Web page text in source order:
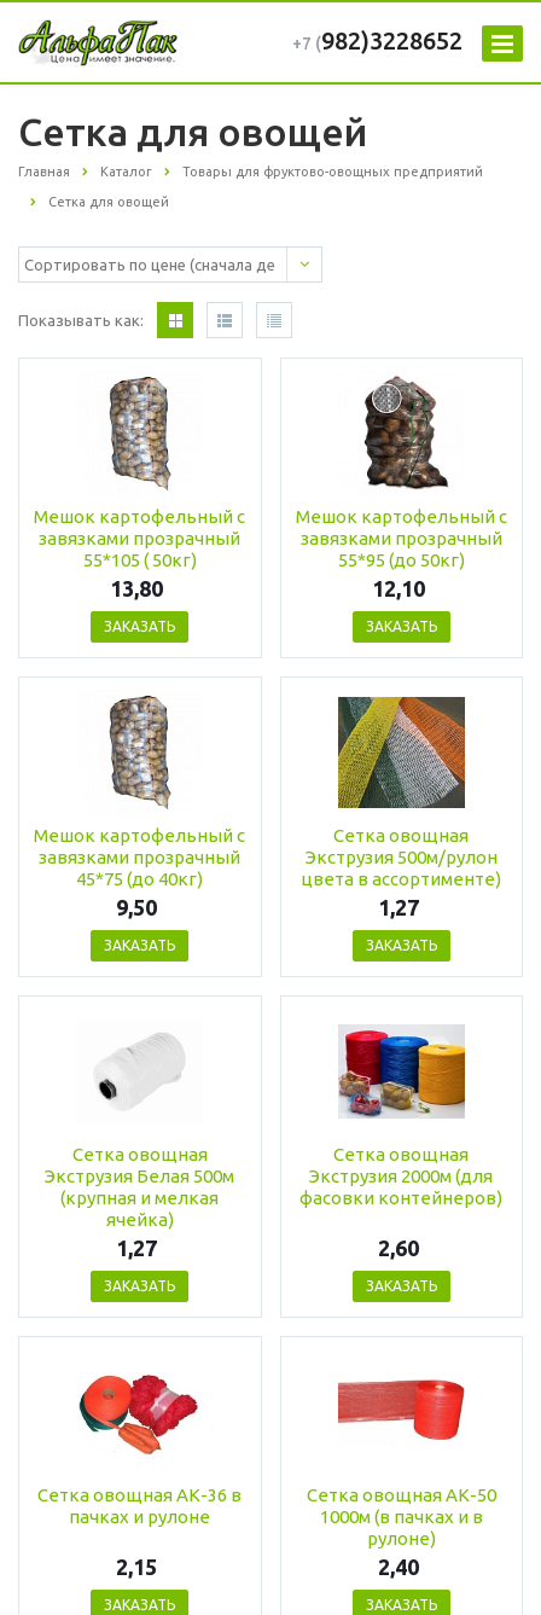
+7 (982)3228652
Сетка для овощей
Главная Каталог Товары для фруктово-овощных предприятий
Сетка для овощей
Показывать как:
Мешок картофельный с
завязками прозрачный
55*105 ( 50кг)
13,80
ЗАКАЗАТЬ
Мешок картофельный с
завязками прозрачный
55*95 (до 50кг)
12,10
ЗАКАЗАТЬ
Мешок картофельный с
завязками прозрачный
45*75 (до 40кг)
9,50
ЗАКАЗАТЬ
Сетка овощная
Экструзия 500м/рулон
цвета в ассортименте)
1,27
ЗАКАЗАТЬ
Сетка овощная
Экструзия Белая 500м
(крупная и мелкая
ячейка)
1,27
ЗАКАЗАТЬ
Сетка овощная
Экструзия 2000м (для
фасовки контейнеров)
2,60
ЗАКАЗАТЬ
Сетка овощная АК-36 в
пачках и рулоне
2,15
ЗАКАЗАТЬ
Сетка овощная АК-50
1000м (в пачках и в
рулоне)
2,40
ЗАКАЗАТЬ